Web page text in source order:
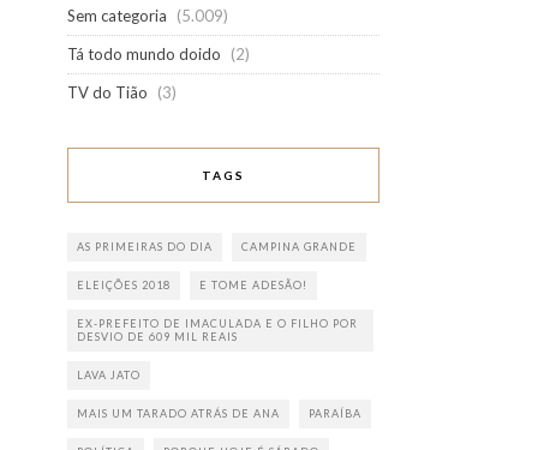
Sem categoria
(5.009)
Tá todo mundo doido
(2)
TV do Tião
(3)
TAGS
AS PRIMEIRAS DO DIA CAMPINA GRANDE
ELEIÇÕES 2018 E TOME ADESÃO!
EX-PREFEITO DE IMACULADA E O FILHO POR
DESVIO DE 609 MIL REAIS
LAVA JATO
MAIS UM TARADO ATRÁS DE ANA PARAÍBA